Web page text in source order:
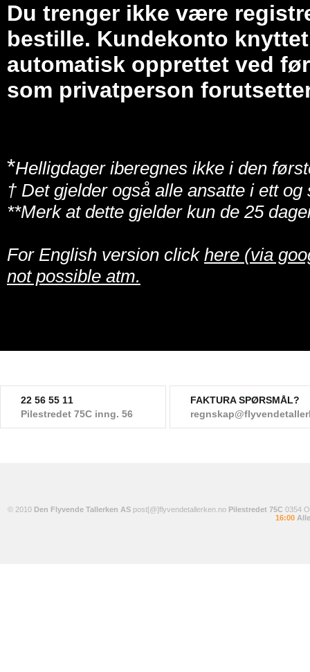
Du trenger ikke være
bestille. Kundekonto
automatisk opprettet ved
som privatperson
*Helligdager iberegnes ikke i den
† Det gjelder også alle ansatte i ett
**Merk at dette gjelder kun de 25
For English version click here (via
not possible atm.
22 56 55 11
Pilestredet 75C inng. 56
FAKTURA SPØRSMÅL?
© 2010 Den Flyvende Tallerken ASpost[@]flyvendetallerken.no Pilestredet 75C 0354
16:00